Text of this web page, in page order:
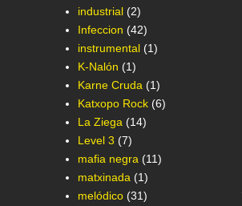
industrial (2)
Infeccion (42)
instrumental (1)
K-Nalón (1)
Karne Cruda (1)
Katxopo Rock (6)
La Ziega (14)
Level 3 (7)
mafia negra (11)
matxinada (1)
melódico (31)